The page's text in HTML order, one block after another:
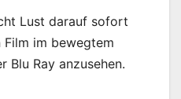
Lust darauf sofort
Film im bewegtem
Blu Ray anzusehen.